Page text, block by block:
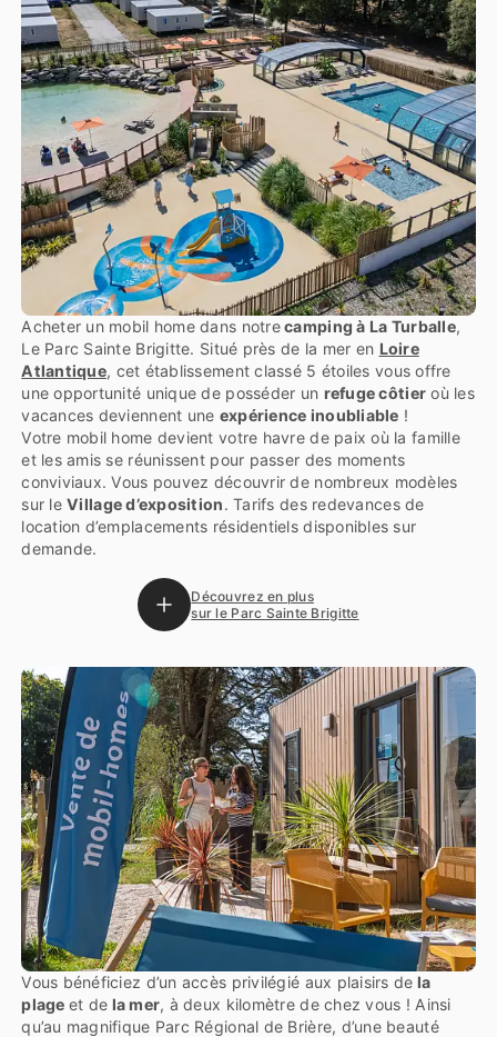
Acheter un mobil home dans notrecamping à La Turballe,
Le Parc Sainte Brigitte. Situé près de la mer en Loire
Atlantique, cet établissement classé 5 étoiles vous offre
une opportunité unique de posséder un refuge côtier où les
vacances deviennent une expérience inoubliable !
Votre mobil home devient votre havre de paix où la famille
et les amis se réunissent pour passer des moments
conviviaux. Vous pouvez découvrir de nombreux modèles
sur leVillage d’exposition. Tarifs des redevances de
location d’emplacements résidentiels disponibles sur
demande.
Découvrez en plus
sur le Parc Sainte Brigitte
Vous bénéficiez d’un accès privilégié aux plaisirs de la
plage et de la mer, à deux kilomètre de chez vous ! Ainsi
qu’au magnifique Parc Régional de Brière, d’une beauté